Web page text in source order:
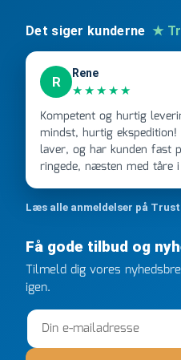
Det siger kunderne ★
R
Rene
★★★★★
Kompetent og hurtig levering! Kompetent
mindst, hurtig
laver, og har kunden fast
ringede, næsten med tåre
kunne overholde en 2
ringede onsdag kl 16, og
efter kl 6.45! Kan slet
gang jeg skal bruge noget,
FØRST. De varmeste
Læs alle anmeldelser på
Få gode tilbud og
Tilmeld dig vores
igen.